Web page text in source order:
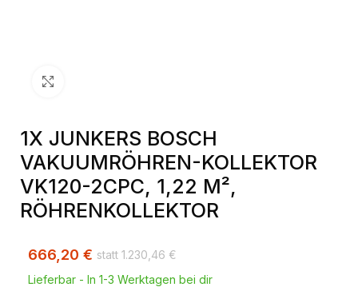
1X JUNKERS BOSCH
VAKUUMRÖHREN-KOLLEKTOR
VK120-2CPC, 1,22 M²,
RÖHRENKOLLEKTOR
1.230,46 €
666,20 €
Lieferbar - In 1-3 Werktagen bei dir